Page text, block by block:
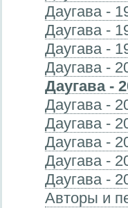
Даугава -
Даугава -
Даугава -
Даугава -
Даугава -
Даугава -
Даугава -
Даугава -
Даугава -
Даугава -
Авторы и